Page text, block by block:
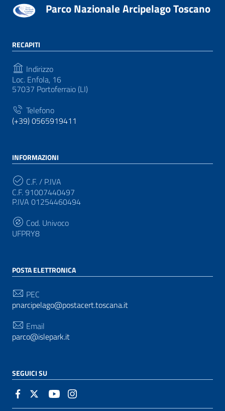
Parco Nazionale Arcipelago Toscano
RECAPITI
Indirizzo
Loc. Enfola, 16
57037 Portoferraio (LI)
Telefono
(+39) 0565919411
INFORMAZIONI
C.F. / P.IVA
C.F. 91007440497
P.IVA 01254460494
Cod. Univoco
UFPRY8
POSTA ELETTRONICA
PEC
pnarcipelago@postacert.toscana.it
Email
parco@islepark.it
SEGUICI SU